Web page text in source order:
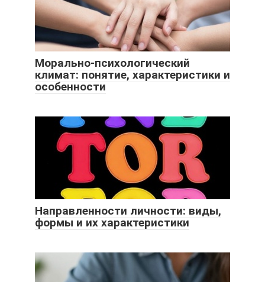
Морально-психологический
климат: понятие, характеристики и
особенности
Направленности личности: виды,
формы и их характеристики